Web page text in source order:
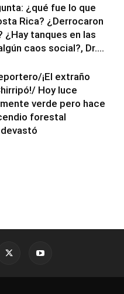
¿qué fue lo que
Rica? ¿Derrocaron
¿Hay tanques en las
caos social?, Dr....
¡El extraño
Hoy luce
verde pero hace
forestal